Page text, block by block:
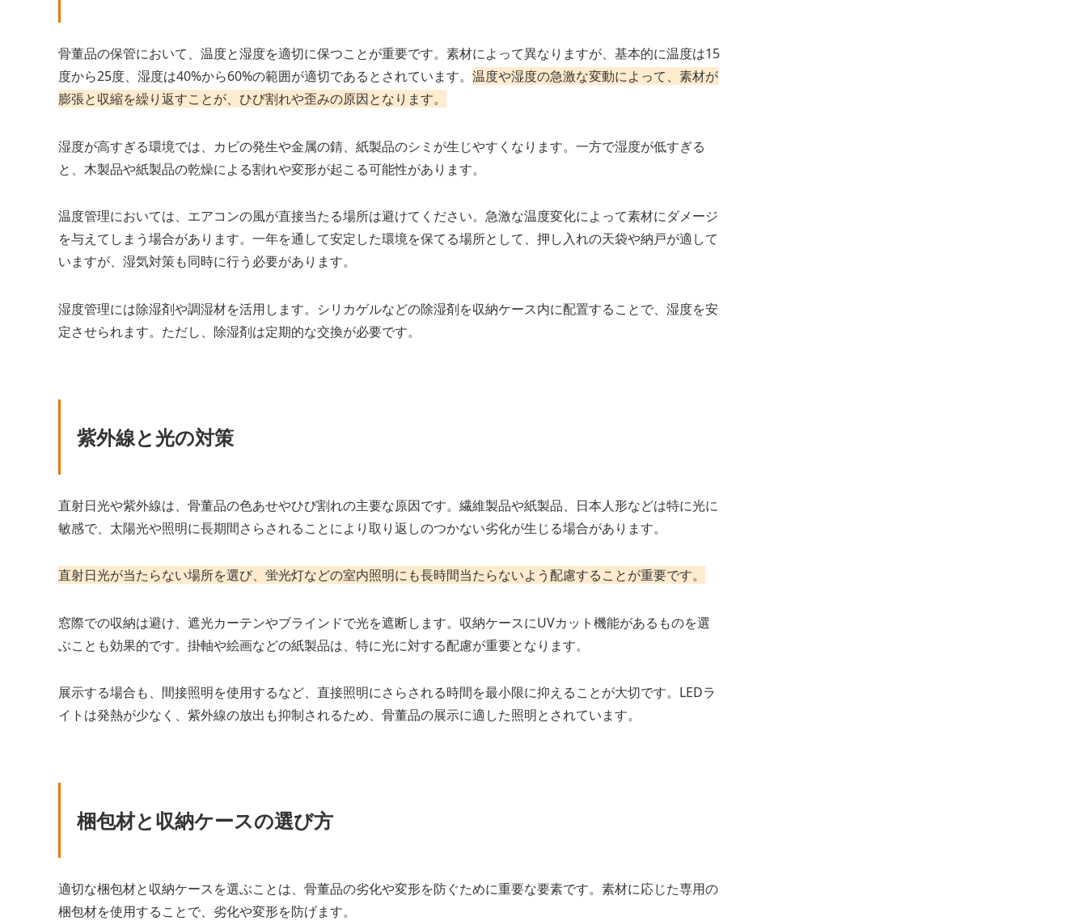
骨董品の保管において、温度と湿度を適切に保つことが重要です。素材によって異なりますが、基本的に温度は15
度から25度、湿度は40%から60%の範囲が適切であるとされています。 温度や湿度の急激な変動によって、素材が
膨張と収縮を繰り返すことが、ひび割れや歪みの原因となります。
湿度が高すぎる環境では、カビの発生や金属の錆、紙製品のシミが生じやすくなります。一方で湿度が低すぎる
と、木製品や紙製品の乾燥による割れや変形が起こる可能性があります。
温度管理においては、エアコンの風が直接当たる場所は避けてください。急激な温度変化によって素材にダメージ
を与えてしまう場合があります。一年を通して安定した環境を保てる場所として、押し入れの天袋や納戸が適して
いますが、湿気対策も同時に行う必要があります。
湿度管理には除湿剤や調湿材を活用します。シリカゲルなどの除湿剤を収納ケース内に配置することで、湿度を安
定させられます。ただし、除湿剤は定期的な交換が必要です。
紫外線と光の対策
直射日光や紫外線は、骨董品の色あせやひび割れの主要な原因です。繊維製品や紙製品、日本人形などは特に光に
敏感で、太陽光や照明に長期間さらされることにより取り返しのつかない劣化が生じる場合があります。
直射日光が当たらない場所を選び、蛍光灯などの室内照明にも長時間当たらないよう配慮することが重要です。
窓際での収納は避け、遮光カーテンやブラインドで光を遮断します。収納ケースにUVカット機能があるものを選
ぶことも効果的です。掛軸や絵画などの紙製品は、特に光に対する配慮が重要となります。
展示する場合も、間接照明を使用するなど、直接照明にさらされる時間を最小限に抑えることが大切です。LEDラ
イトは発熱が少なく、紫外線の放出も抑制されるため、骨董品の展示に適した照明とされています。
梱包材と収納ケースの選び方
適切な梱包材と収納ケースを選ぶことは、骨董品の劣化や変形を防ぐために重要な要素です。素材に応じた専用の
梱包材を使用することで、劣化や変形を防げます。